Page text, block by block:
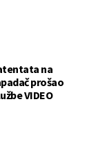
na
prošao
VIDEO